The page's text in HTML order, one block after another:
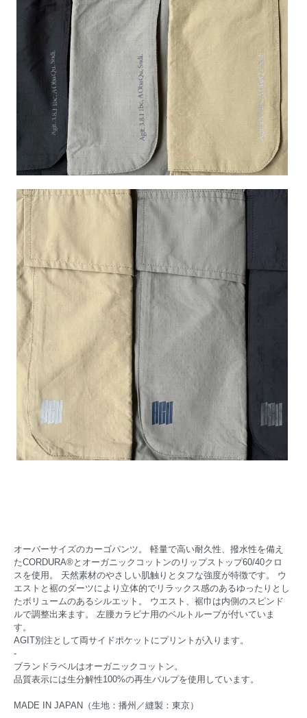
オーバーサイズのカーゴパンツ。 軽量で高い耐久性、撥水性を備え
たCORDURA®とオーガニックコットンのリップストップ60/40クロ
スを使用。 天然素材のやさしい肌触りとタフな強度が特徴です。 ウ
エストと裾のダーツにより立体的でリラックス感のあるゆったりとし
たボリュームのあるシルエット。 ウエスト、裾巾は内側のスピンド
ルで調整出来ます。 左腰カラビナ用のベルトループが付いていま
す。
AGIT別注として両サイドポケットにプリントが入ります。
-
ブランドラベルはオーガニックコットン。
品質表示には生分解性100%の再生パルプを使用しています。
MADE IN JAPAN（生地：播州／縫製：東京）